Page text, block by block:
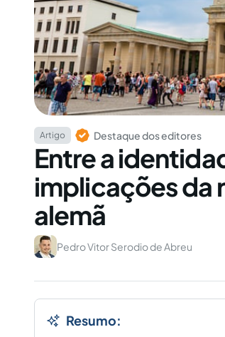
Artigo Destaque dos editores
Entre a
implicações da
alemã
Pedro Vitor Serodio de Abreu
Resumo: